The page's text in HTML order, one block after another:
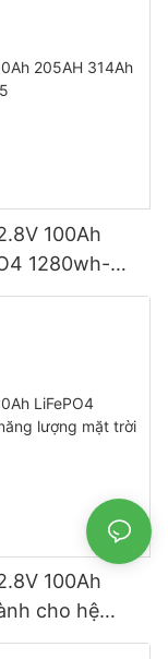
100Ah
1280wh-
100Ah
cho hệ